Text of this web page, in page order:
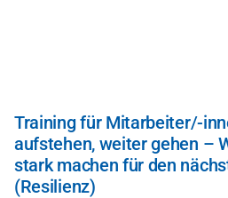
Training für Mitarbeiter/-
aufstehen, weiter gehen –
stark machen für den
(Resilienz)